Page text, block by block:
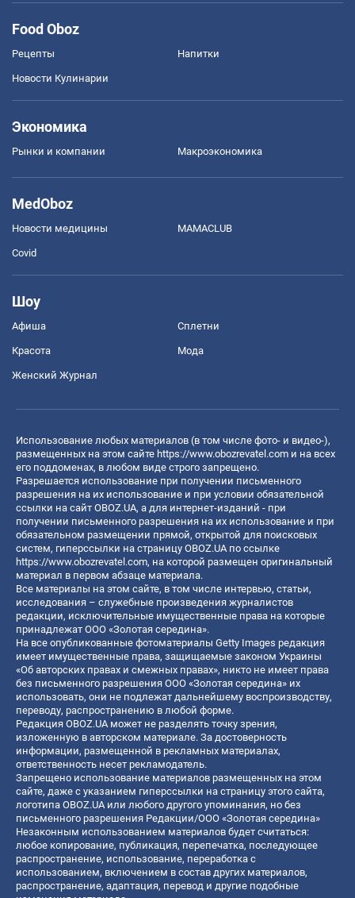
Food Oboz
Рецепты Напитки
Новости Кулинарии
Экономика
Рынки и компании Mакроэкономика
MedOboz
Новости медицины MAMACLUB
Covid
Шоу
Афиша Сплетни
Красота Мода
Женский Журнал
Использование любых материалов (в том числе фото- и видео-),
размещенных на этом сайте https://www.obozrevatel.com и на всех
его поддоменах, в любом виде строго запрещено.
Разрешается использование при получении письменного
разрешения на их использование и при условии обязательной
ссылки на сайт OBOZ.UA, а для интернет-изданий - при
получении письменного разрешения на их использование и при
обязательном размещении прямой, открытой для поисковых
систем, гиперссылки на страницу OBOZ.UA по ссылке
https://www.obozrevatel.com, на которой размещен оригинальный
материал в первом абзаце материала.
Все материалы на этом сайте, в том числе интервью, статьи,
исследования – служебные произведения журналистов
редакции, исключительные имущественные права на которые
принадлежат ООО «Золотая середина».
На все опубликованные фотоматериалы Getty Images редакция
имеет имущественные права, защищаемые законом Украины
«Об авторских правах и смежных правах», никто не имеет права
без письменного разрешения ООО «Золотая середина» их
использовать, они не подлежат дальнейшему воспроизводству,
переводу, распространению в любой форме.
Редакция OBOZ.UA может не разделять точку зрения,
изложенную в авторском материале. За достоверность
информации, размещенной в рекламных материалах,
ответственность несет рекламодатель.
Запрещено использование материалов размещенных на этом
сайте, даже с указанием гиперссылки на страницу этого сайта,
логотипа OBOZ.UA или любого другого упоминания, но без
письменного разрешения Редакции/ООО «Золотая середина»
Незаконным использованием материалов будет считаться:
любое копирование, публикация, перепечатка, последующее
распространение, использование, переработка с
использованием, включением в состав других материалов,
распространение, адаптация, перевод и другие подобные